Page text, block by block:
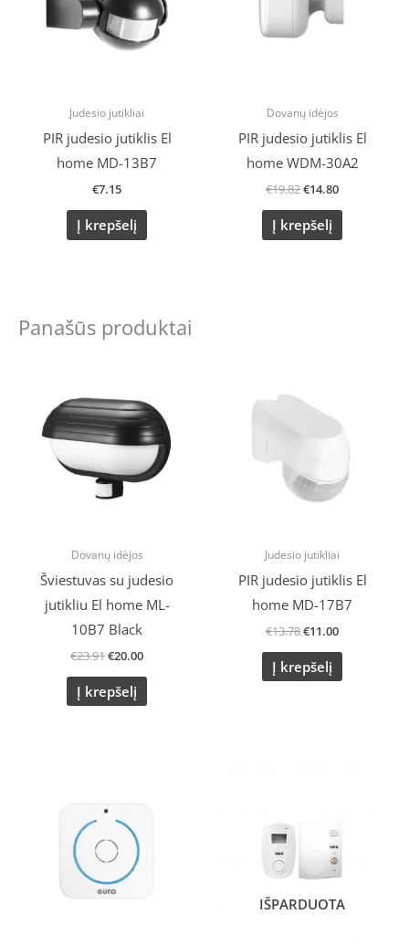
Judesio jutikliai
PIR judesio jutiklis El
home MD-13B7
€7.15
Į krepšelį
Dovanų idėjos
PIR judesio jutiklis El
home WDM-30A2
€19.82€14.80
Į krepšelį
Panašūs produktai
Dovanų idėjos
Šviestuvas su judesio
jutikliu El home ML-
10B7 Black
€23.91
was:
€23.91.
€20.00
is:
€20.00.
Į krepšelį
Judesio jutikliai
PIR judesio jutiklis El
home MD-17B7
€13.78
€13.78.
€11.00
Į krepšelį
IŠPARDUOTA